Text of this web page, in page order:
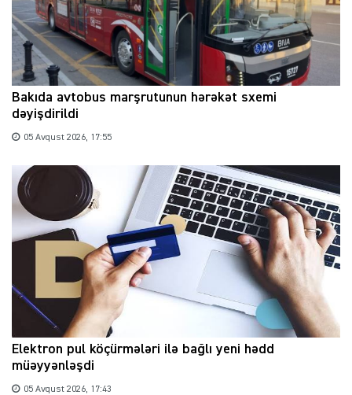
Bakıda avtobus marşrutunun hərəkət sxemi
dəyişdirildi
05 Avqust 2026, 17:55
Elektron pul köçürmələri ilə bağlı yeni hədd
müəyyənləşdi
05 Avqust 2026, 17:43